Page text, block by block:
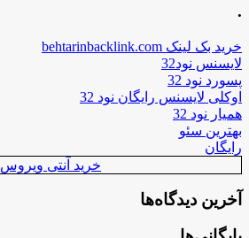
.
خرید بک لینک behtarinbacklink.com
لایسنس نود32
پسورد نود 32
اوکلی لایسنس رایگان نود 32
همیار نود 32
بهترین سئو
رایگان
خرید آنتی ویروس
آخرین دیدگاه‌ها